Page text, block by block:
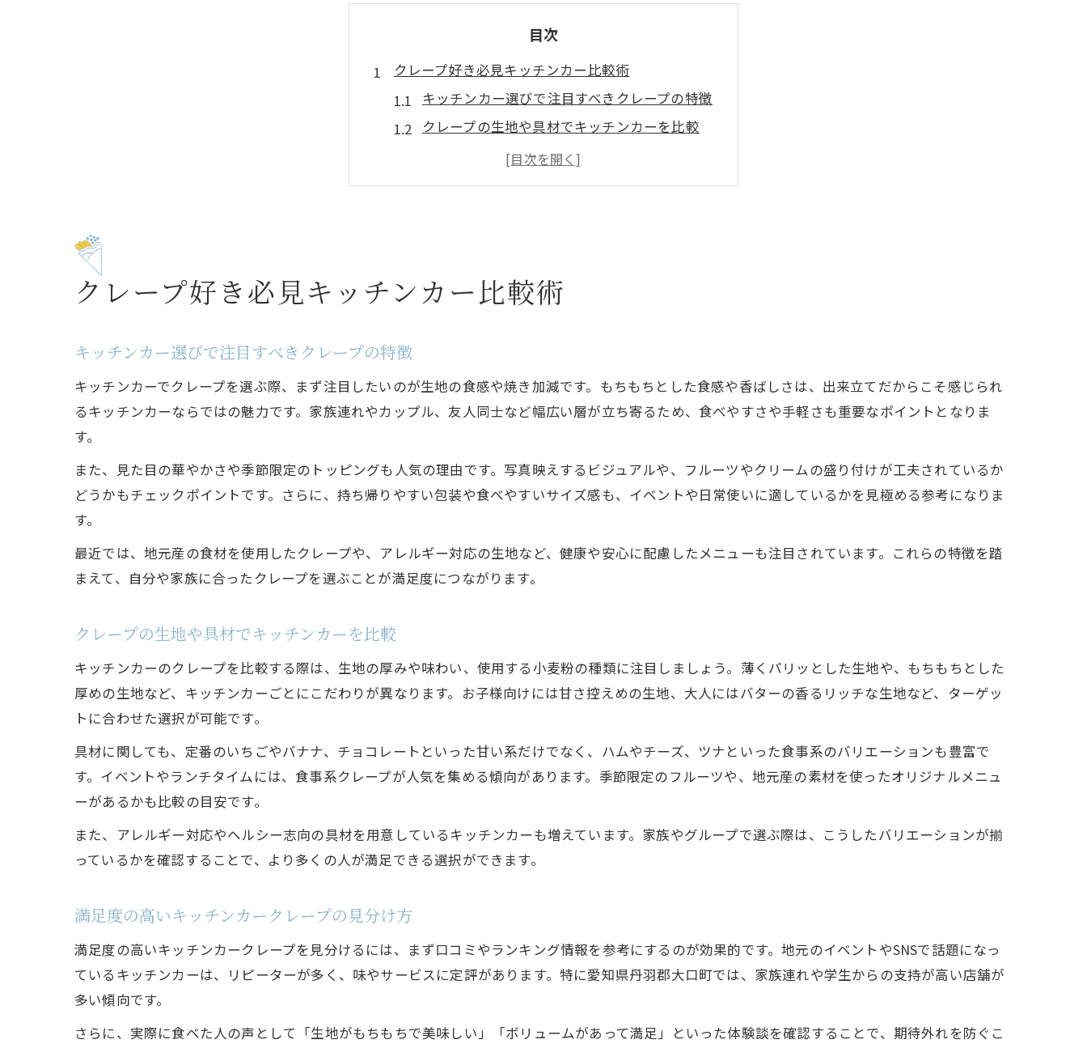
目次
クレープ好き必見キッチンカー比較術
キッチンカー選びで注目すべきクレープの特徴
クレープの生地や具材でキッチンカーを比較
満足度の高いキッチンカークレープの見分け方
キッチンカーで人気のクレープ傾向を探る方法
キッチンカーで注目度抜群のクレープポイント
SNS映え重視のキッチンカークレープ人気理由
季節限定クレープで大口町の味を堪能
旬素材を活かすキッチンカークレープ特集
大口町で味わう季節感あるクレープ体験
イベント限定キッチンカークレープの魅力
家族で楽しむ今注目のキッチンカークレープ
手軽に楽しめるキッチンカークレープ体験
イベントで人気のキッチンカークレープ紹介
迷わない選び方教えますキッチンカー体験談
実際に試したキッチンカークレープの選び方
迷わず選べるキッチンカークレープ体験談
初めてでも安心なキッチンカークレープ選び
人気ランキングから学ぶ絶対外さないクレープ選び
キッチンカー人気クレープランキングの傾向
ランキング上位のキッチンカークレープ特徴
迷わず選べる人気キッチンカークレープ紹介
クレープ好き必見キッチンカー比較術
キッチンカー選びで注目すべきクレープの特徴
キッチンカーでクレープを選ぶ際、まず注目したいのが生地の食感や焼き加減です。もちもちとした食感や香ばしさは、出来立てだからこそ感じられ
るキッチンカーならではの魅力です。家族連れやカップル、友人同士など幅広い層が立ち寄るため、食べやすさや手軽さも重要なポイントとなりま
す。
また、見た目の華やかさや季節限定のトッピングも人気の理由です。写真映えするビジュアルや、フルーツやクリームの盛り付けが工夫されているか
どうかもチェックポイントです。さらに、持ち帰りやすい包装や食べやすいサイズ感も、イベントや日常使いに適しているかを見極める参考になりま
す。
最近では、地元産の食材を使用したクレープや、アレルギー対応の生地など、健康や安心に配慮したメニューも注目されています。これらの特徴を踏
まえて、自分や家族に合ったクレープを選ぶことが満足度につながります。
クレープの生地や具材でキッチンカーを比較
キッチンカーのクレープを比較する際は、生地の厚みや味わい、使用する小麦粉の種類に注目しましょう。薄くパリッとした生地や、もちもちとした
厚めの生地など、キッチンカーごとにこだわりが異なります。お子様向けには甘さ控えめの生地、大人にはバターの香るリッチな生地など、ターゲッ
トに合わせた選択が可能です。
具材に関しても、定番のいちごやバナナ、チョコレートといった甘い系だけでなく、ハムやチーズ、ツナといった食事系のバリエーションも豊富で
す。イベントやランチタイムには、食事系クレープが人気を集める傾向があります。季節限定のフルーツや、地元産の素材を使ったオリジナルメニュ
ーがあるかも比較の目安です。
また、アレルギー対応やヘルシー志向の具材を用意しているキッチンカーも増えています。家族やグループで選ぶ際は、こうしたバリエーションが揃
っているかを確認することで、より多くの人が満足できる選択ができます。
満足度の高いキッチンカークレープの見分け方
満足度の高いキッチンカークレープを見分けるには、まず口コミやランキング情報を参考にするのが効果的です。地元のイベントやSNSで話題になっ
ているキッチンカーは、リピーターが多く、味やサービスに定評があります。特に愛知県丹羽郡大口町では、家族連れや学生からの支持が高い店舗が
多い傾向です。
さらに、実際に食べた人の声として「生地がもちもちで美味しい」「ボリュームがあって満足」といった体験談を確認することで、期待外れを防ぐこ